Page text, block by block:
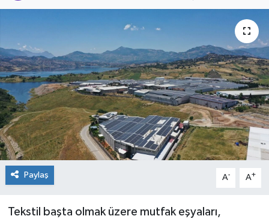
Paylaş A- A+
Tekstil başta olmak üzere mutfak eşyaları,